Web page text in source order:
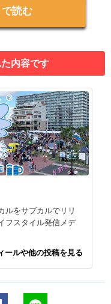
読む
内容です
ルをサブカルでリリ
フスタイル発信メデ
ールや他の投稿を見る